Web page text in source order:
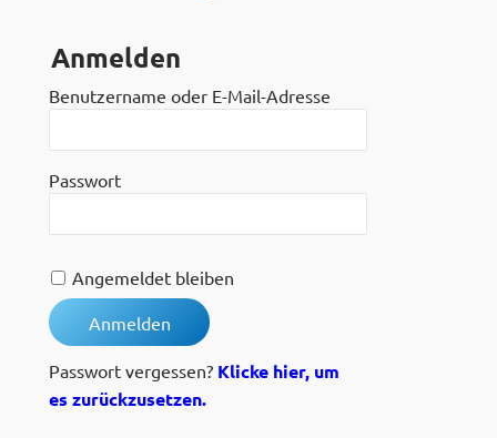
Anmelden
Benutzername oder E-Mail-Adresse
Passwort
Angemeldet bleiben
Passwort vergessen? Klicke hier, um
es zurückzusetzen.